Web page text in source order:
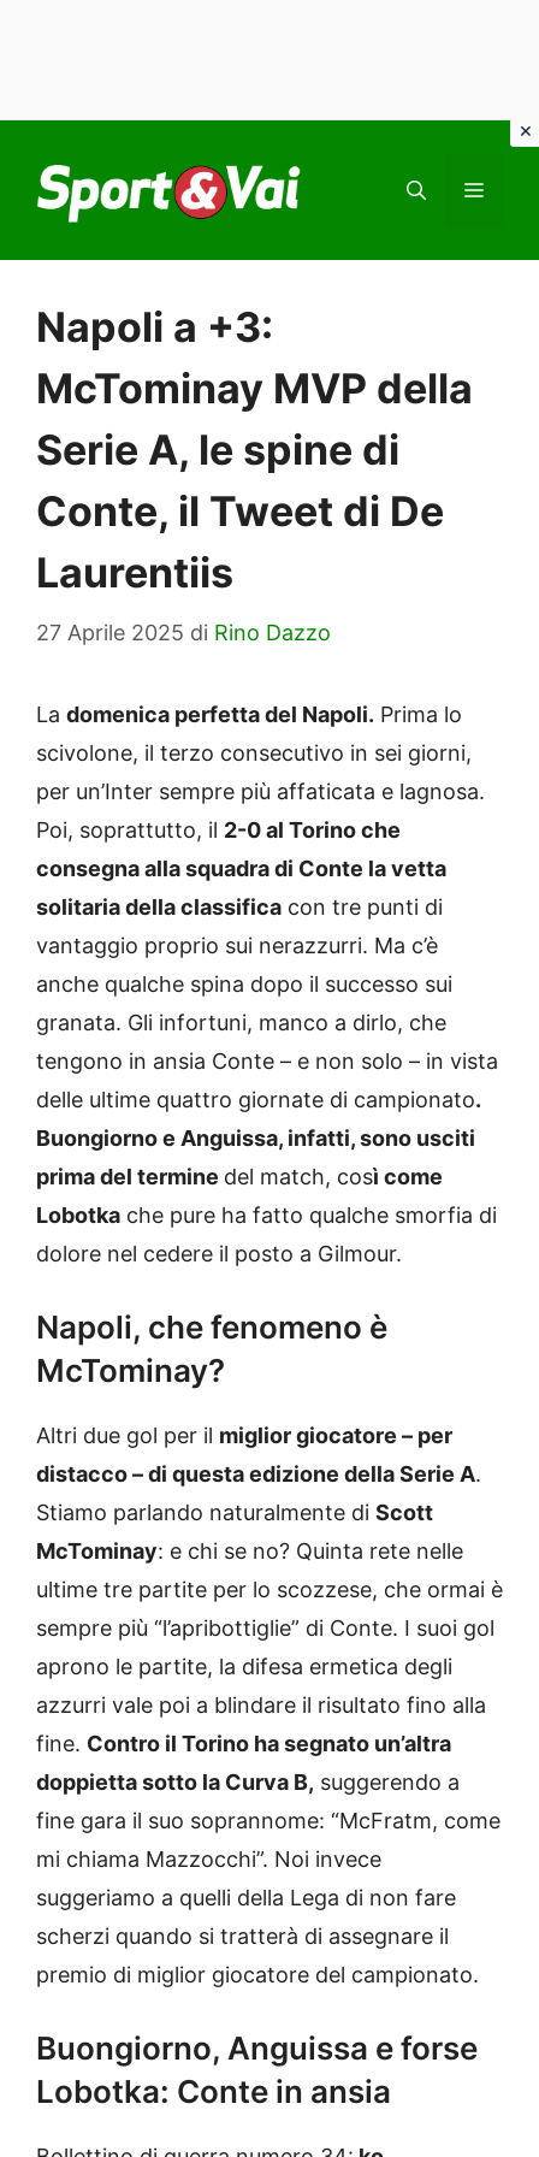
contenuto
Napoli a +3:
McTominay MVP della
Serie A, le spine di
Conte, il Tweet di De
Laurentiis
27 Aprile 2025 di Rino Dazzo
La domenica perfetta del Napoli. Prima lo
scivolone, il terzo consecutivo in sei giorni,
per un’Inter sempre più affaticata e lagnosa.
Poi, soprattutto, il 2-0 al Torino che
consegna alla squadra di Conte la vetta
solitaria della classifica con tre punti di
vantaggio proprio sui nerazzurri. Ma c’è
anche qualche spina dopo il successo sui
granata. Gli infortuni, manco a dirlo, che
tengono in ansia Conte – e non solo – in vista
delle ultime quattro giornate di campionato.
Buongiorno e Anguissa, infatti, sono usciti
prima del termine del match, così come
Lobotka che pure ha fatto qualche smorfia di
dolore nel cedere il posto a Gilmour.
Napoli, che fenomeno è
McTominay?
Altri due gol per il miglior giocatore – per
distacco – di questa edizione della Serie A.
Stiamo parlando naturalmente di Scott
McTominay: e chi se no? Quinta rete nelle
ultime tre partite per lo scozzese, che ormai è
sempre più “l’apribottiglie” di Conte. I suoi gol
aprono le partite, la difesa ermetica degli
azzurri vale poi a blindare il risultato fino alla
fine. Contro il Torino ha segnato un’altra
doppietta sotto la Curva B, suggerendo a
fine gara il suo soprannome: “McFratm, come
mi chiama Mazzocchi”. Noi invece
suggeriamo a quelli della Lega di non fare
scherzi quando si tratterà di assegnare il
premio di miglior giocatore del campionato.
Buongiorno, Anguissa e forse
Lobotka: Conte in ansia